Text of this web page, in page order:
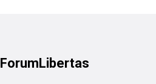
ForumLibertas